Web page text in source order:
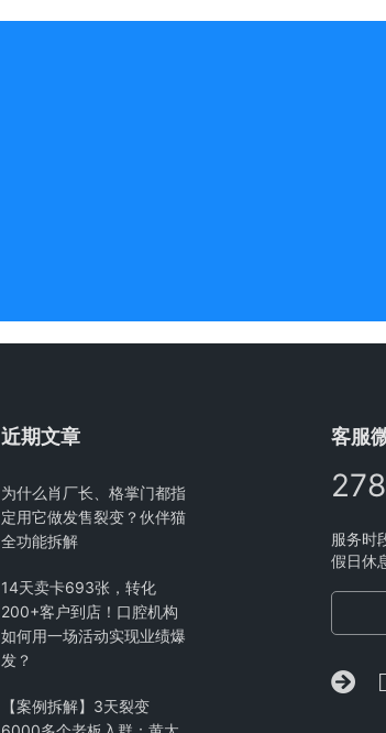
近期文章
为什么肖厂长、格掌门都指
定用它做发售裂变？伙伴猫
全功能拆解
14天卖卡693张，转化
200+客户到店！口腔机构
如何用一场活动实现业绩爆
发？
【案例拆解】3天裂变
客服
服务时
假日休